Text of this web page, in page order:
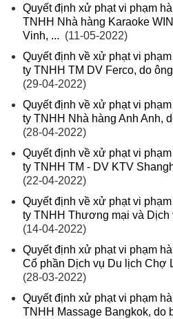
Quyết định xử phạt vi phạm
TNHH Nhà hàng Karaoke
Vinh, ... (11-05-2022)
Quyết định về xử phạt vi
ty TNHH TM DV Ferco, do
(29-04-2022)
Quyết định về xử phạt vi
ty TNHH Nhà hàng Anh Anh,
(28-04-2022)
Quyết định về xử phạt vi
ty TNHH TM - DV KTV
(22-04-2022)
Quyết định về xử phạt vi
ty TNHH Thương mại và Dịch
(14-04-2022)
Quyết định xử phạt vi phạm
Cổ phần Dịch vụ Du lịch Chợ
(28-03-2022)
Quyết định xử phạt vi phạm
TNHH Massage Bangkok, do